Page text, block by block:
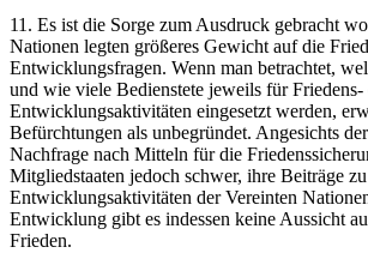
11. Es ist die Sorge zum Ausdruck gebracht
Nationen legten größeres Gewicht auf die
Entwicklungsfragen. Wenn man betrachtet,
und wie viele Bedienstete jeweils für Friedens-
Entwicklungsaktivitäten eingesetzt werden,
Befürchtungen als unbegründet. Angesichts
Nachfrage nach Mitteln für die
Mitgliedstaaten jedoch schwer, ihre Beiträge
Entwicklungsaktivitäten der Vereinten
Entwicklung gibt es indessen keine Aussicht
Frieden.